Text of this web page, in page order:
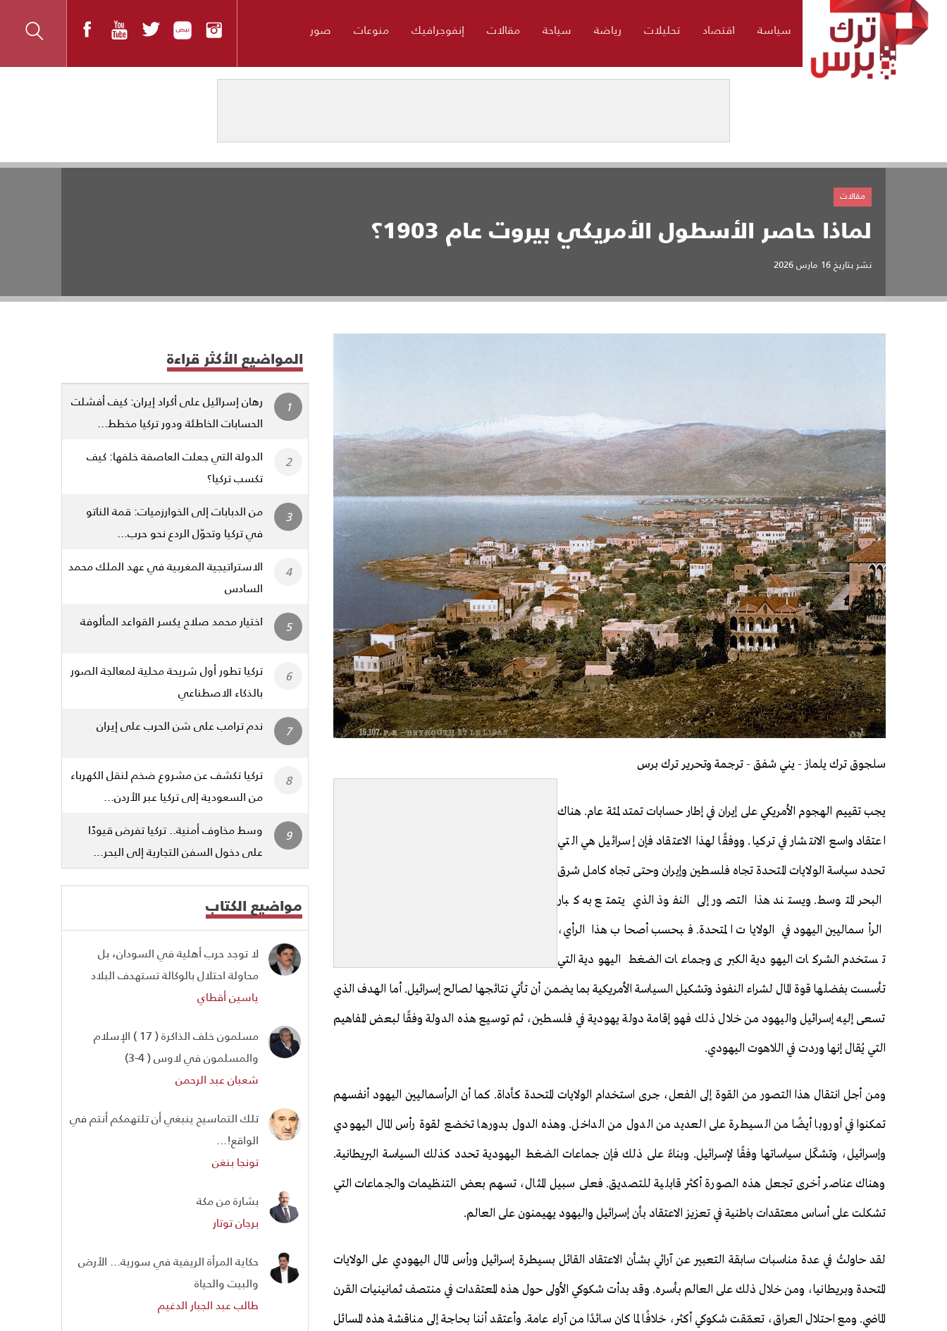
سياسة اقتصاد تحليلات رياضة سياحة مقالات إنفوجرافيك منوعات صور
لماذا حاصر الأسطول الأمريكي بيروت عام 1903؟
نشر بتاريخ16 مارس 2026
مقالات
سلجوق ترك يلماز - يني شفق - ترجمة وتحرير ترك برس
يجب تقييم الهجوم الأمريكي على إيران في إطار حسابات تمتد لمئة عام. هناك
اعتقاد واسع الانتشار في تركيا. ووفقًا لهذا الاعتقاد فإن إسرائيل هي التي
تحدد سياسة الولايات المتحدة تجاه فلسطين وإيران وحتى تجاه كامل شرق
البحر المتوسط. ويستند هذا التصور إلى النفوذ الذي يتمتع به كبار
الرأسماليين اليهود في الولايات المتحدة. فبحسب أصحاب هذا الرأي،
تستخدم الشركات اليهودية الكبرى وجماعات الضغط اليهودية التي
تأسست بفضلها قوة المال لشراء النفوذ وتشكيل السياسة الأمريكية بما يضمن أن تأتي نتائجها لصالح إسرائيل. أما الهدف الذي
تسعى إليه إسرائيل واليهود من خلال ذلك فهو إقامة دولة يهودية في فلسطين، ثم توسيع هذه الدولة وفقًا لبعض المفاهيم
التي يُقال إنها وردت في اللاهوت اليهودي.
ومن أجل انتقال هذا التصور من القوة إلى الفعل، جرى استخدام الولايات المتحدة كأداة. كما أن الرأسماليين اليهود أنفسهم
تمكنوا في أوروبا أيضًا من السيطرة على العديد من الدول من الداخل. وهذه الدول بدورها تخضع لقوة رأس المال اليهودي
وإسرائيل، وتشكّل سياساتها وفقًا لإسرائيل. وبناءً على ذلك فإن جماعات الضغط اليهودية تحدد كذلك السياسة البريطانية.
وهناك عناصر أخرى تجعل هذه الصورة أكثر قابلية للتصديق. فعلى سبيل المثال، تسهم بعض التنظيمات والجماعات التي
تشكلت على أساس معتقدات باطنية في تعزيز الاعتقاد بأن إسرائيل واليهود يهيمنون على العالم.
لقد حاولتُ في عدة مناسبات سابقة التعبير عن آرائي بشأن الاعتقاد القائل بسيطرة إسرائيل ورأس المال اليهودي على الولايات
المتحدة وبريطانيا، ومن خلال ذلك على العالم بأسره. وقد بدأت شكوكي الأولى حول هذه المعتقدات في منتصف ثمانينيات القرن
الماضي. ومع احتلال العراق، تعمّقت شكوكي أكثر، خلافًا لما كان سائدًا من آراء عامة. وأعتقد أننا بحاجة إلى مناقشة هذه المسائل
المواضيع الأكثر قراءة
رهان إسرائيل على أكراد إيران: كيف أفشلت
الحسابات الخاطئة ودور تركيا مخطط...
الدولة التي جعلت العاصفة خلفها: كيف
تكسب تركيا؟
من الدبابات إلى الخوارزميات: قمة الناتو
في تركيا وتحوّل الردع نحو حرب...
الاستراتيجية المغربية في عهد الملك محمد
السادس
اختيار محمد صلاح يكسر القواعد المألوفة
تركيا تطور أول شريحة محلية لمعالجة الصور
بالذكاء الاصطناعي
ندم ترامب على شن الحرب على إيران
تركيا تكشف عن مشروع ضخم لنقل الكهرباء
من السعودية إلى تركيا عبر الأردن...
وسط مخاوف أمنية.. تركيا تفرض قيودًا
على دخول السفن التجارية إلى البحر...
مواضيع الكتاب
لا توجد حرب أهلية في السودان، بل
محاولة احتلال بالوكالة تستهدف البلاد
ياسين أقطاي
مسلمون خلف الذاكرة ( 17 ) الإسلام
والمسلمون في لاوس ( 4-3)
شعبان عبد الرحمن
تلك التماسيح ينبغي أن تلتهمكم أنتم في
الواقع!...
تونجا بنغن
بشارة من مكة
برجان توتار
حكاية المرأة الريفية في سورية... الأرض
والبيت والحياة
طالب عبد الجبار الدغيم